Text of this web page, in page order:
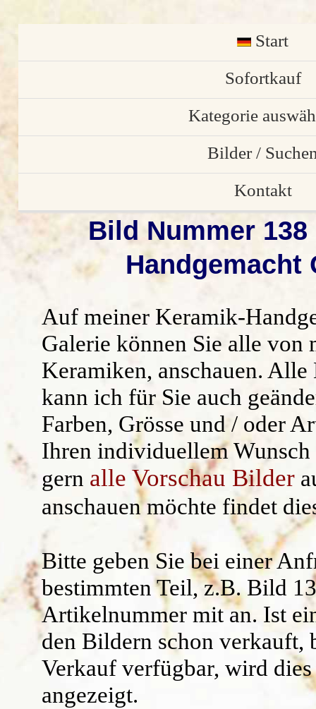
Start
English
Sofortkauf
Kategorie
Osterschmuck
individuelle
Kantenhocker
Uhren /
Bilder /
Bilder von
Bilder Galerie
alle Vorschau
Kontakt
Anfrage/
Impressum
Widerruf/
Bild Nummer
Handgemacht
Auf meiner Keramik-
Galerie können Sie alle von
Keramiken, anschauen. Alle
kann ich für Sie auch
Farben, Grösse und / oder
Ihren individuellem Wunsch
gern alle Vorschau Bilder
anschauen möchte findet
Bitte geben Sie bei einer
bestimmten Teil, z.B.Bild
Artikelnummer mit an. Ist
den Bildern schon verkauft,
Verkauf verfügbar, wird
angezeigt.